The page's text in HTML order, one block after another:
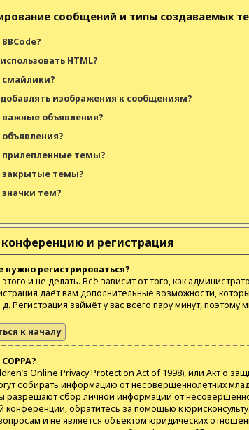
сообщений и типы создаваемых
HTML?
смайлики?
изображения к сообщениям?
важные объявления?
прилепленные темы?
закрытые темы?
тем?
и регистрация
нужно регистрироваться?
и не делать. Всё зависит от того, как
даёт вам дополнительные возможности,
д. Регистрация займёт у вас всего пару минут,
к началу
Online Privacy Protection Act of 1998), или Акт о
собирать информацию от несовершеннолетних
разрешают сбор личной информации от
конференции, обратитесь за помощью к
и не является объектом юридических